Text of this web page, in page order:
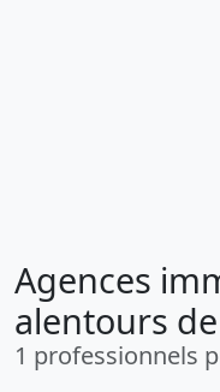
Agences
alentours
1 professionnels